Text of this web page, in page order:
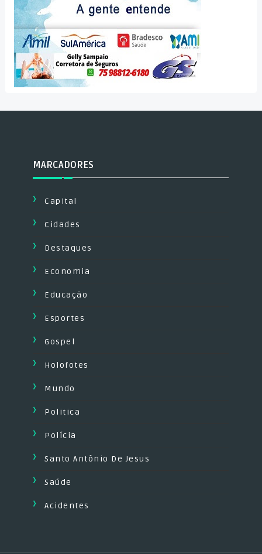
MARCADORES
Capital
Cidades
Destaques
Economia
Educação
Esportes
Gospel
Holofotes
Mundo
Politica
Polícia
Santo Antônio De Jesus
Saúde
Acidentes